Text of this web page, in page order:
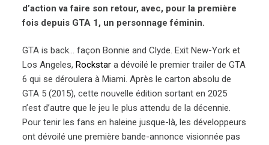
d’action va faire son retour, avec, pour la première
fois depuis GTA 1, un personnage féminin.
GTA is back… façon Bonnie and Clyde. Exit New-York et
Los Angeles,Rockstar a dévoilé le premier trailer de GTA
6 qui se déroulera à Miami. Après le carton absolu de
GTA 5 (2015), cette nouvelle édition sortant en 2025
n’est d’autre que le jeu le plus attendu de la décennie.
Pour tenir les fans en haleine jusque-là, les développeurs
ont dévoilé une première bande-annonce visionnée pas